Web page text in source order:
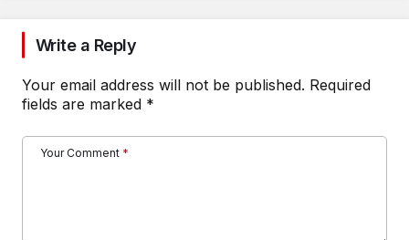
Write a Reply
Your email address will not be published. Required
fields are marked *
Your Comment *